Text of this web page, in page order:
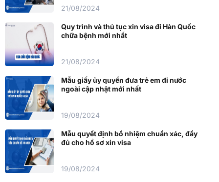
21/08/2024
Quy trình và thủ tục xin visa đi Hàn Quốc
chữa bệnh mới nhất
21/08/2024
Mẫu giấy ủy quyền đưa trẻ em đi nước
ngoài cập nhật mới nhất
19/08/2024
Mẫu quyết định bổ nhiệm chuẩn xác, đầy
đủ cho hồ sơ xin visa
19/08/2024